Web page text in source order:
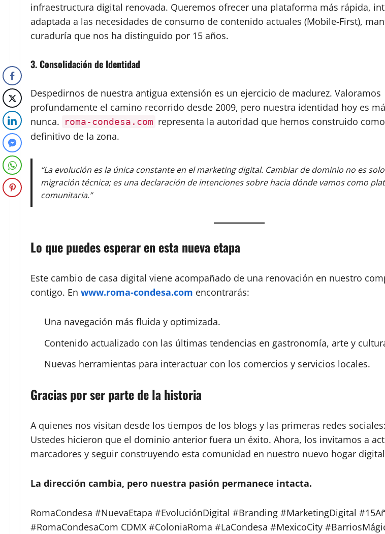
infraestructura digital renovada. Queremos ofrecer una plataforma más rápida,
adaptada a las necesidades de consumo de contenido actuales (Mobile-First),
curaduría que nos ha distinguido por 15 años.
3. Consolidación de Identidad
Despedirnos de nuestra antigua extensión es un ejercicio de madurez. Valoramos
profundamente el camino recorrido desde 2009, pero nuestra identidad hoy es
nunca.
roma-condesa.com representa la autoridad que hemos construido
definitivo de la zona.
“La evolución es la única constante en el marketing digital. Cambiar de dominio no es
migración técnica; es una declaración de intenciones sobre hacia dónde vamos como
comunitaria.”
Lo que puedes esperar en esta nueva etapa
Este cambio de casa digital viene acompañado de una renovación en nuestro
contigo. En www.roma-condesa.com encontrarás:
Una navegación más fluida y optimizada.
Contenido actualizado con las últimas tendencias en gastronomía, arte y
Nuevas herramientas para interactuar con los comercios y servicios locales.
Gracias por ser parte de la historia
A quienes nos visitan desde los tiempos de los blogs y las primeras redes sociales:
Ustedes hicieron que el dominio anterior fuera un éxito. Ahora, los invitamos a
marcadores y seguir construyendo esta comunidad en nuestro nuevo hogar
La dirección cambia, pero nuestra pasión permanece intacta.
RomaCondesa #NuevaEtapa #EvoluciónDigital #Branding #MarketingDigital
#RomaCondesaCom CDMX #ColoniaRoma #LaCondesa #MexicoCity